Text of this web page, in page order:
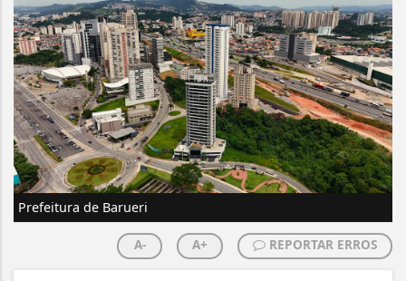
Prefeitura de Barueri
A- A+ REPORTAR ERROS